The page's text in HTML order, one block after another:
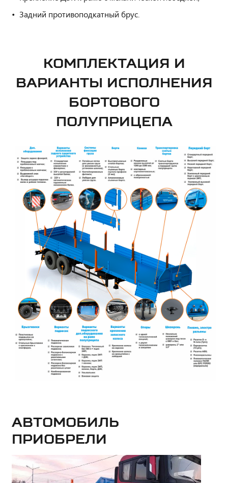
Задний противоподкатный брус.
КОМПЛЕКТАЦИЯ И
ВАРИАНТЫ ИСПОЛНЕНИЯ
БОРТОВОГО
ПОЛУПРИЦЕПА
Автомобиль
приобрели